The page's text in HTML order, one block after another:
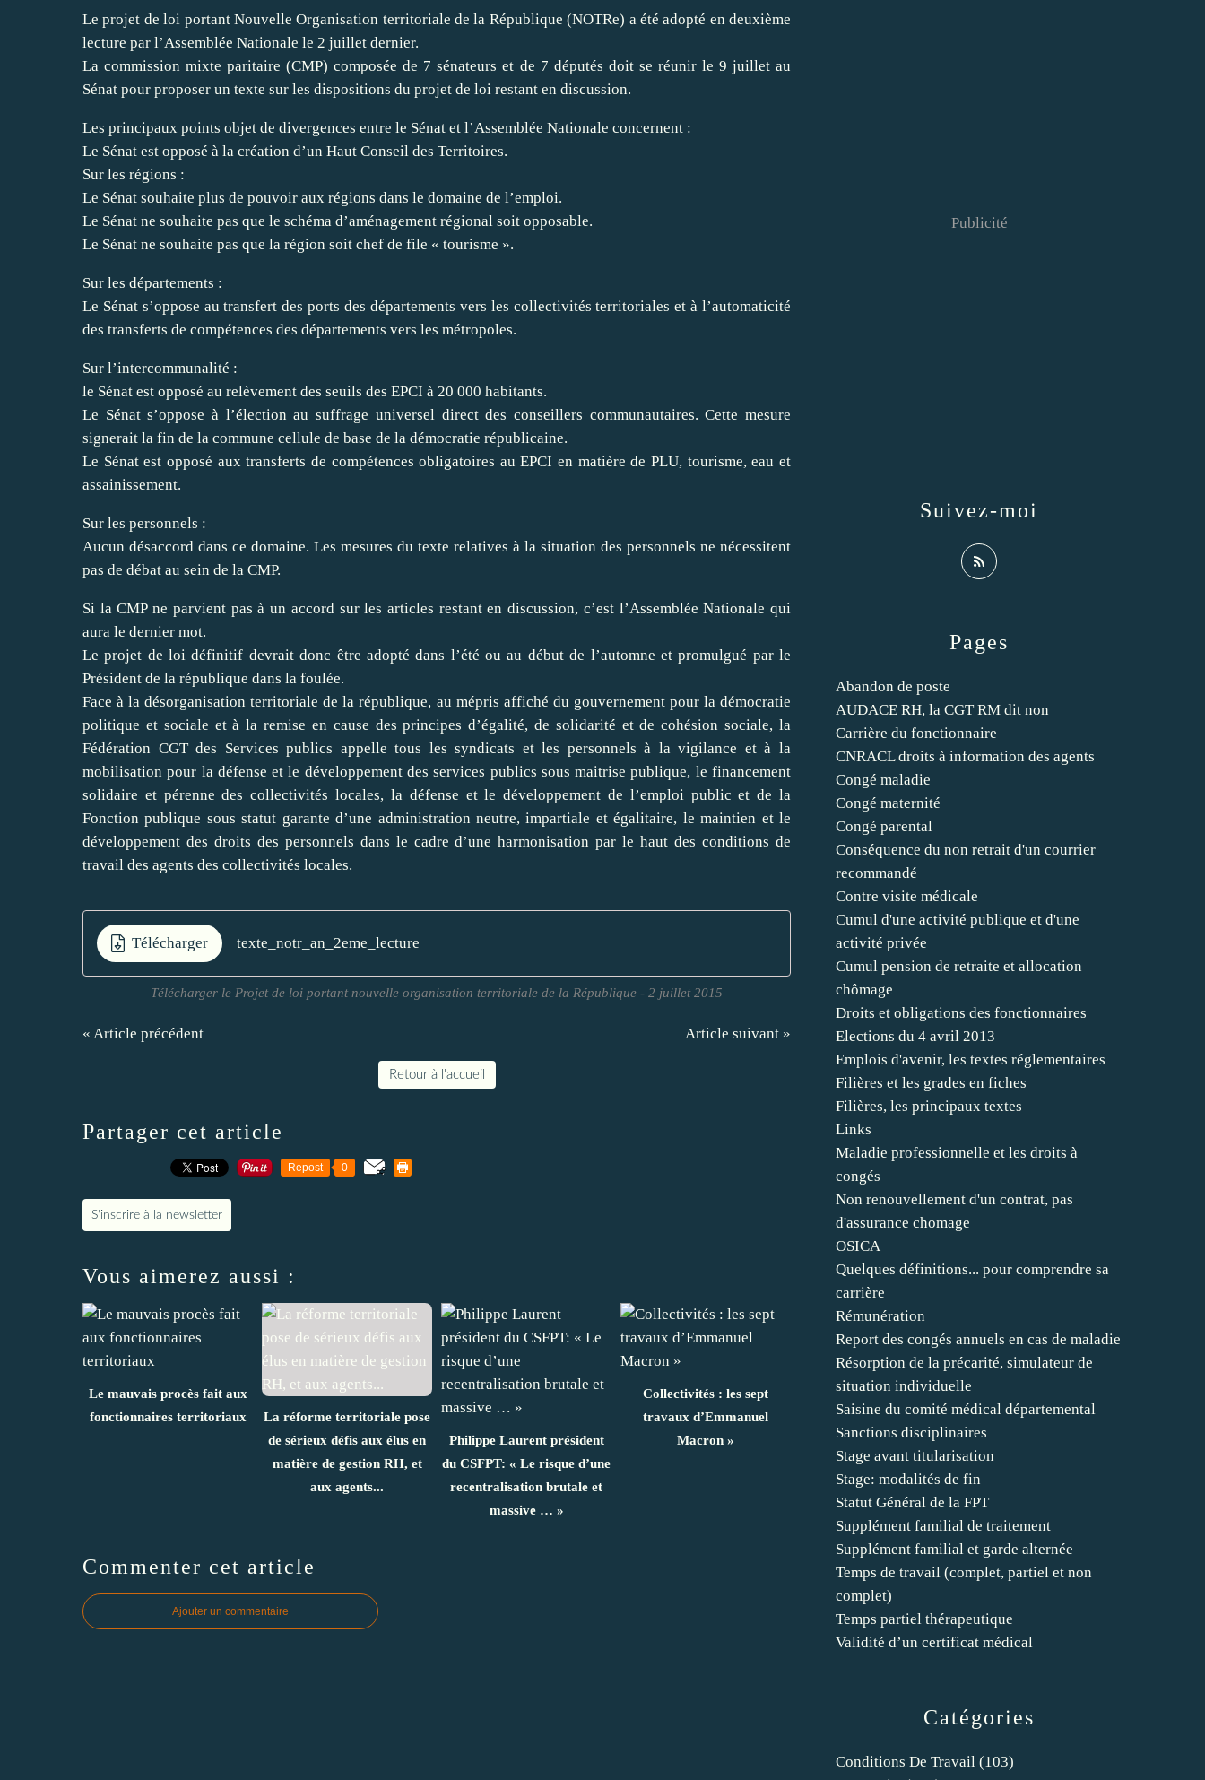
Le projet de loi portant Nouvelle Organisation territoriale de la République (NOTRe) a été adopté en deuxième
lecture par l’Assemblée Nationale le 2 juillet dernier.
La commission mixte paritaire (CMP) composée de 7 sénateurs et de 7 députés doit se réunir le 9 juillet au
Sénat pour proposer un texte sur les dispositions du projet de loi restant en discussion.
Les principaux points objet de divergences entre le Sénat et l’Assemblée Nationale concernent :
Le Sénat est opposé à la création d’un Haut Conseil des Territoires.
Sur les régions :
Le Sénat souhaite plus de pouvoir aux régions dans le domaine de l’emploi.
Le Sénat ne souhaite pas que le schéma d’aménagement régional soit opposable.
Le Sénat ne souhaite pas que la région soit chef de file « tourisme ».
Sur les départements :
Le Sénat s’oppose au transfert des ports des départements vers les collectivités territoriales et à l’automaticité
des transferts de compétences des départements vers les métropoles.
Sur l’intercommunalité :
le Sénat est opposé au relèvement des seuils des EPCI à 20 000 habitants.
Le Sénat s’oppose à l’élection au suffrage universel direct des conseillers communautaires. Cette mesure
signerait la fin de la commune cellule de base de la démocratie républicaine.
Le Sénat est opposé aux transferts de compétences obligatoires au EPCI en matière de PLU, tourisme, eau et
assainissement.
Sur les personnels :
Aucun désaccord dans ce domaine. Les mesures du texte relatives à la situation des personnels ne nécessitent
pas de débat au sein de la CMP.
Si la CMP ne parvient pas à un accord sur les articles restant en discussion, c’est l’Assemblée Nationale qui
aura le dernier mot.
Le projet de loi définitif devrait donc être adopté dans l’été ou au début de l’automne et promulgué par le
Président de la république dans la foulée.
Face à la désorganisation territoriale de la république, au mépris affiché du gouvernement pour la démocratie
politique et sociale et à la remise en cause des principes d’égalité, de solidarité et de cohésion sociale, la
Fédération CGT des Services publics appelle tous les syndicats et les personnels à la vigilance et à la
mobilisation pour la défense et le développement des services publics sous maitrise publique, le financement
solidaire et pérenne des collectivités locales, la défense et le développement de l’emploi public et de la
Fonction publique sous statut garante d’une administration neutre, impartiale et égalitaire, le maintien et le
développement des droits des personnels dans le cadre d’une harmonisation par le haut des conditions de
travail des agents des collectivités locales.
Télécharger texte_notr_an_2eme_lecture
Télécharger le Projet de loi portant nouvelle organisation territoriale de la République - 2 juillet 2015
« Article précédent Article suivant »
Retour à l'accueil
Partager cet article
Repost 0
S'inscrire à la newsletter
Vous aimerez aussi :
Le mauvais procès fait aux
fonctionnaires territoriaux
La réforme territoriale pose
de sérieux défis aux élus en
matière de gestion RH, et
aux agents...
Philippe Laurent président
du CSFPT: « Le risque d’une
recentralisation brutale et
massive … »
Collectivités : les sept
travaux d’Emmanuel
Macron »
Commenter cet article
Ajouter un commentaire
Catégories
Conditions De Travail (103)
Pages
Abandon de poste
AUDACE RH, la CGT RM dit non
Carrière du fonctionnaire
CNRACL droits à information des agents
Congé maladie
Congé maternité
Congé parental
Conséquence du non retrait d'un courrier
recommandé
Contre visite médicale
Cumul d'une activité publique et d'une
activité privée
Cumul pension de retraite et allocation
chômage
Droits et obligations des fonctionnaires
Elections du 4 avril 2013
Emplois d'avenir, les textes réglementaires
Filières et les grades en fiches
Filières, les principaux textes
Links
Maladie professionnelle et les droits à
congés
Non renouvellement d'un contrat, pas
d'assurance chomage
OSICA
Quelques définitions... pour comprendre sa
carrière
Rémunération
Report des congés annuels en cas de maladie
Résorption de la précarité, simulateur de
situation individuelle
Saisine du comité médical départemental
Sanctions disciplinaires
Stage avant titularisation
Stage: modalités de fin
Statut Général de la FPT
Supplément familial de traitement
Supplément familial et garde alternée
Temps de travail (complet, partiel et non
complet)
Temps partiel thérapeutique
Validité d’un certificat médical
Suivez-moi
Publicité